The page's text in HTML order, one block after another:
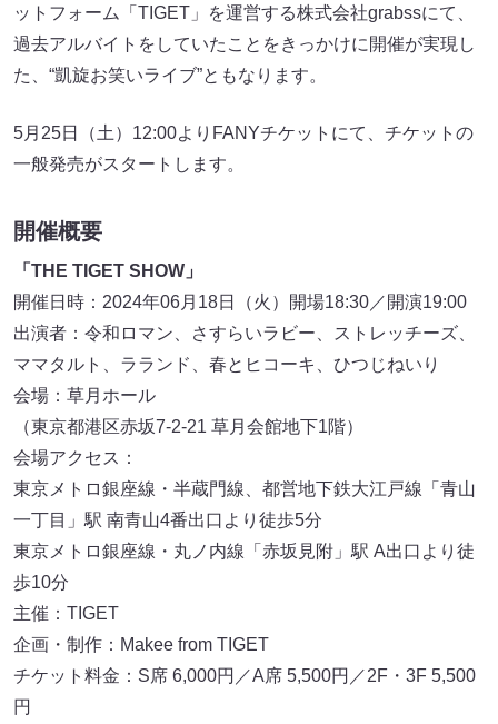
ットフォーム「TIGET」を運営する株式会社grabssにて、
過去アルバイトをしていたことをきっかけに開催が実現し
た、“凱旋お笑いライブ”ともなります。
5月25日（土）12:00よりFANYチケットにて、チケットの
一般発売がスタートします。
開催概要
「THE TIGET SHOW」
開催日時：2024年06月18日（火）開場18:30／開演19:00
出演者：令和ロマン、さすらいラビー、ストレッチーズ、
ママタルト、ラランド、春とヒコーキ、ひつじねいり
会場：草月ホール
（東京都港区赤坂7-2-21 草月会館地下1階）
会場アクセス：
東京メトロ銀座線・半蔵門線、都営地下鉄大江戸線「青山
一丁目」駅 南青山4番出口より徒歩5分
東京メトロ銀座線・丸ノ内線「赤坂見附」駅 A出口より徒
歩10分
主催：TIGET
企画・制作：Makee from TIGET
チケット料金：S席 6,000円／A席 5,500円／2F・3F 5,500
円